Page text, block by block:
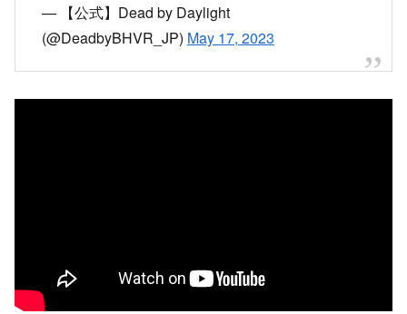
— 【公式】Dead by Daylight
(@DeadbyBHVR_JP) May 17, 2023